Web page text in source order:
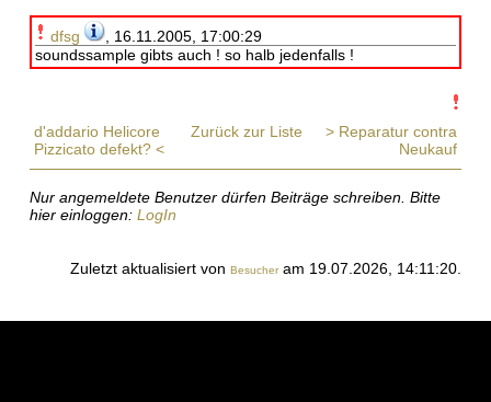
dfsg
, 16.11.2005, 17:00:29
soundssample gibts auch ! so halb jedenfalls !
d'addario Helicore
Pizzicato defekt? <
Zurück zur Liste
> Reparatur contra
Neukauf
Nur angemeldete Benutzer dürfen Beiträge schreiben. Bitte
hier einloggen: LogIn
Zuletzt aktualisiert von Besucheram 19.07.2026, 14:11:20.